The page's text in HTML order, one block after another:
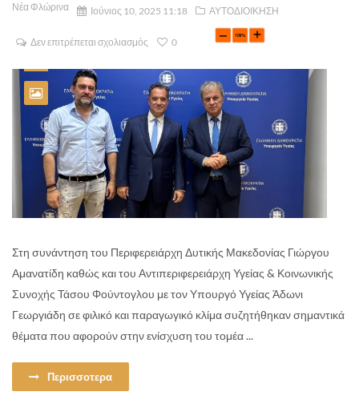
Νέα Φλώρινα Ιούνιος 10, 2025 11:18 ΑΥΤΟΔΙΟΙΚΗΣΗ
Δεν επιτρέπεται σχολιασμός 0
Στη συνάντηση του Περιφερειάρχη Δυτικής Μακεδονίας Γιώργου
Αμανατίδη καθώς και του Αντιπεριφερειάρχη Υγείας & Κοινωνικής
Συνοχής Τάσου Φούντογλου με τον Υπουργό Υγείας Άδωνι
Γεωργιάδη σε φιλικό και παραγωγικό κλίμα συζητήθηκαν σημαντικά
θέματα που αφορούν στην ενίσχυση του τομέα ...
Περισσοτερα